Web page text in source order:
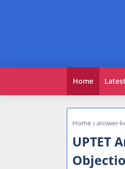
Home
Home answer-
UPTET